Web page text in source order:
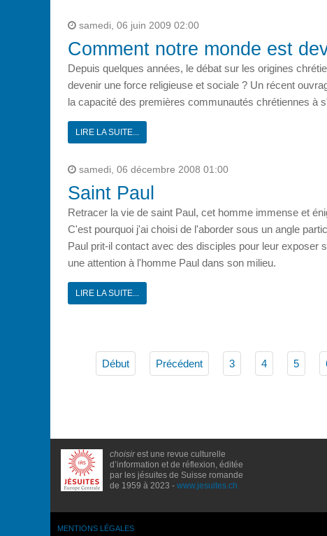
samedi, 06 juin 2009 02:00
Comment notre monde est
Depuis quelques années, le débat sur les origines
devenir une force religieuse et sociale ? Un récent
la capacité des premières communautés chrétiennes à
LIRE LA SUITE...
samedi, 06 décembre 2008 01:00
Saint Paul
Retracer la vie de saint Paul, cet homme immense et
C'est pourquoi j'ai choisi de l'aborder sous un angle
Paul prit-il contact avec des disciples pour leur exposer
une attention à l'homme Paul dans son milieu.
LIRE LA SUITE...
Début Précédent 3 4 5
choisirest une revue culturelle
d’information et de réflexion, éditée
par les jésuites de Suisse romande
de 1959 à 2023 - www.jesuites.ch
MENTIONS LÉGALES